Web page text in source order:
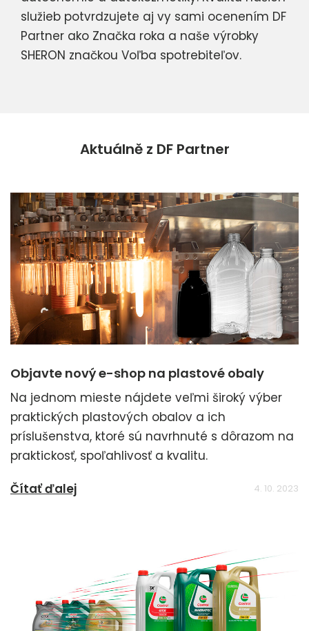
služieb potvrdzujete aj vy sami ocenením DF
Partner ako Značka roka a naše výrobky
SHERON značkou Voľba spotrebiteľov.
Aktuálně z DF Partner
Objavte nový e-shop na plastové obaly
Na jednom mieste nájdete veľmi široký výber
praktických plastových obalov a ich
príslušenstva, ktoré sú navrhnuté s dôrazom na
praktickosť, spoľahlivosť a kvalitu.
Čítať ďalej
4. 10. 2023